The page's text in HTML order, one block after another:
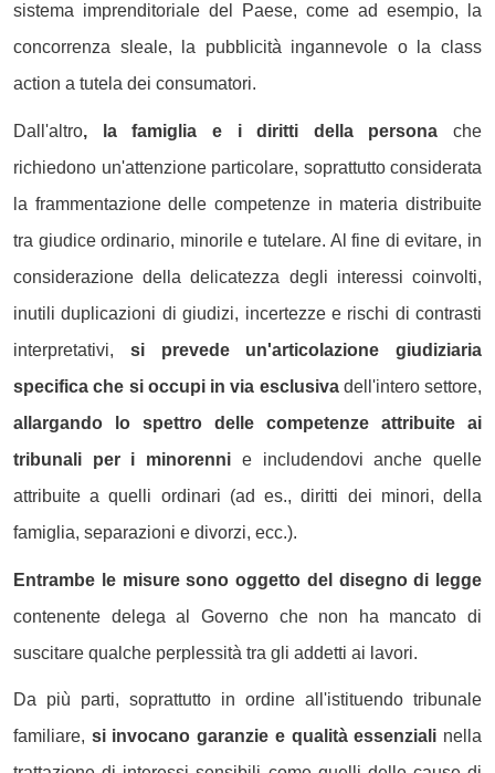
sistema imprenditoriale del Paese, come ad esempio, la
concorrenza sleale, la pubblicità ingannevole o la class
action a tutela dei consumatori.
Dall'altro, la famiglia e i diritti della persona che
richiedono un'attenzione particolare, soprattutto considerata
la frammentazione delle competenze in materia distribuite
tra giudice ordinario, minorile e tutelare. Al fine di evitare, in
considerazione della delicatezza degli interessi coinvolti,
inutili duplicazioni di giudizi, incertezze e rischi di contrasti
interpretativi, si prevede un'articolazione giudiziaria
specifica che si occupi in via esclusiva dell'intero settore,
allargando lo spettro delle competenze attribuite ai
tribunali per i minorenni e includendovi anche quelle
attribuite a quelli ordinari (ad es., diritti dei minori, della
famiglia, separazioni e divorzi, ecc.).
Entrambe le misure sono oggetto del disegno di legge
contenente delega al Governo che non ha mancato di
suscitare qualche perplessità tra gli addetti ai lavori.
Da più parti, soprattutto in ordine all'istituendo tribunale
familiare, si invocano garanzie e qualità essenziali nella